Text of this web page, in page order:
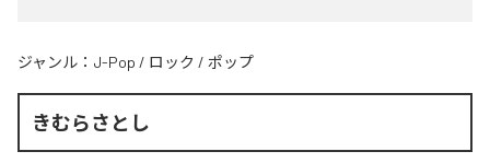
ジャンル： J-Pop / ロック / ポップ
きむらさとし